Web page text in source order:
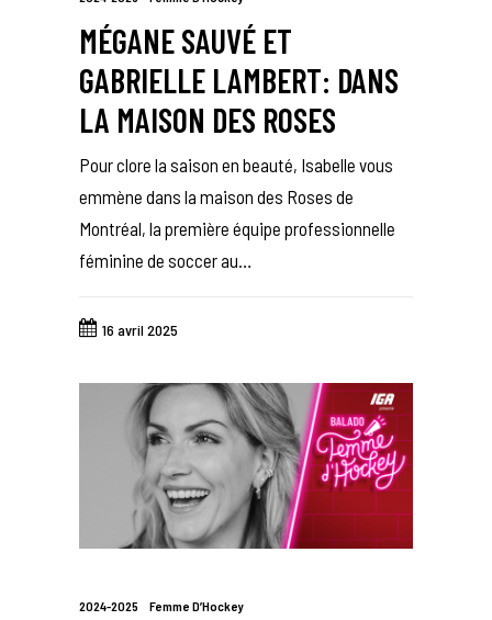
MÉGANE SAUVÉ ET
GABRIELLE LAMBERT: DANS
LA MAISON DES ROSES
Pour clore la saison en beauté, Isabelle vous
emmène dans la maison des Roses de
Montréal, la première équipe professionnelle
féminine de soccer au…
16 avril 2025
2024-2025 Femme D’Hockey